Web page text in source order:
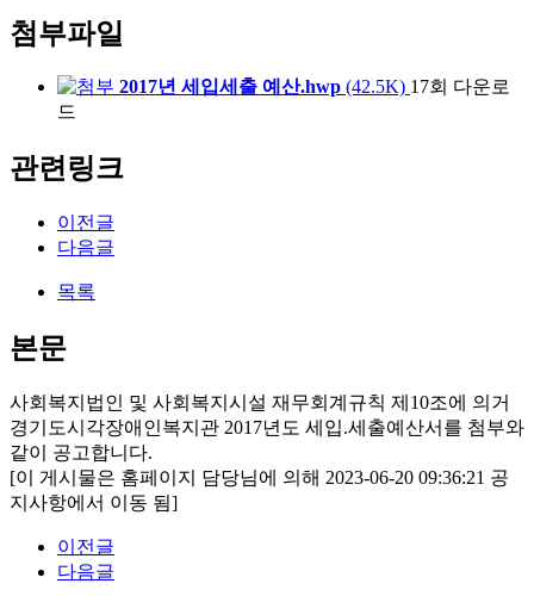
첨부파일
2017년 세입세출 예산.hwp (42.5K) 17회 다운로
드
관련링크
이전글
다음글
목록
본문
사회복지법인 및 사회복지시설 재무회계규칙 제10조에 의거
경기도시각장애인복지관 2017년도 세입.세출예산서를 첨부와
같이 공고합니다.
[이 게시물은 홈페이지 담당님에 의해 2023-06-20 09:36:21 공
지사항에서 이동 됨]
이전글
다음글